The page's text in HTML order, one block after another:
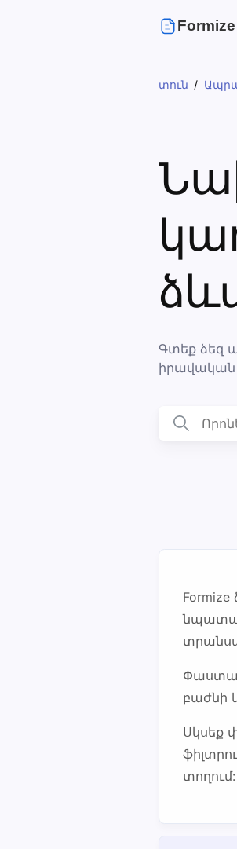
Formize
տուն
Գտեք ձեզ
իրավական
բաժնի
Սկսեք
տողում: